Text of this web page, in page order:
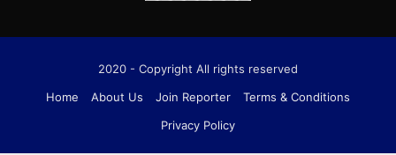
2020 - Copyright All rights reserved
Home
About Us Join Reporter
Terms & Conditions
Privacy Policy